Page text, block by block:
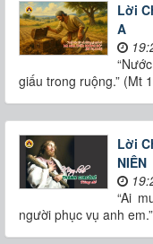
Lời
A
giấu trong ruộng.” (Mt
Lời
NIÊN
“Ai
người phục vụ anh